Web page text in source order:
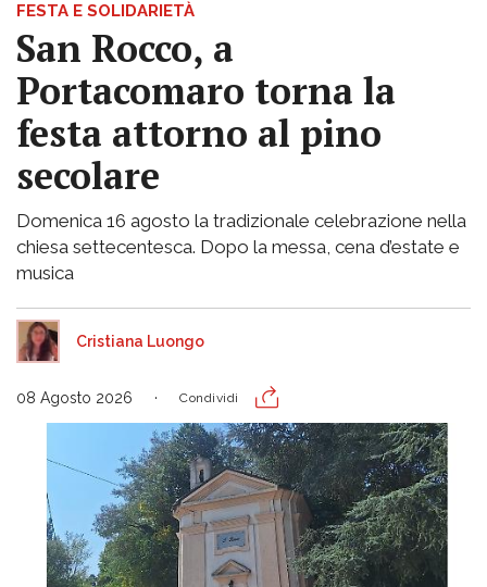
FESTA E SOLIDARIETÀ
San Rocco, a
Portacomaro torna la
festa attorno al pino
secolare
Domenica 16 agosto la tradizionale celebrazione nella
chiesa settecentesca. Dopo la messa, cena d’estate e
musica
Cristiana Luongo
08 Agosto 2026 Condividi